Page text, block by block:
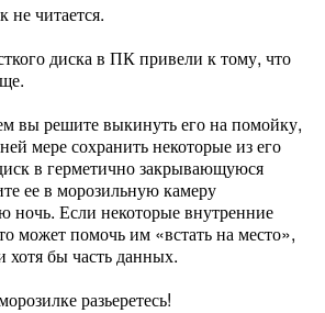
читается.
диска в ПК привели к тому, что
вы решите выкинуть его на помойку,
мере сохранить некоторые из его
в герметично закрывающуюся
ее в морозильную камеру
ночь. Если некоторые внутренние
может помочь им «встать на место»,
хотя бы часть данных.
разьеретесь!